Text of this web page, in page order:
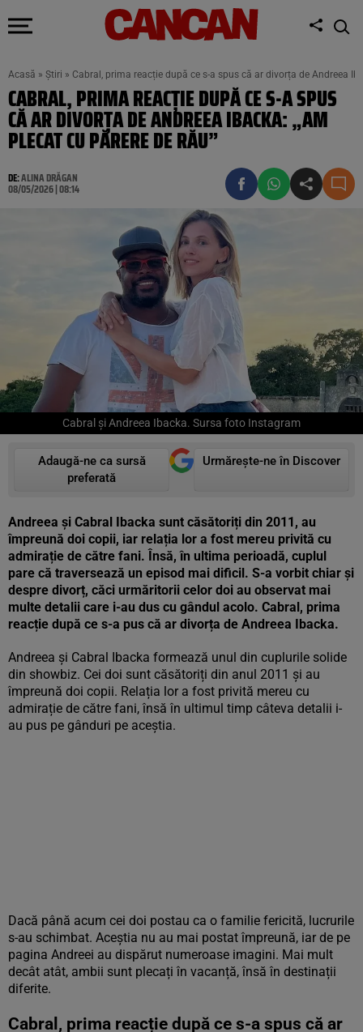
Acasă » Știri » Cabral, prima reacție după ce s-a spus că ar divorța de Andreea
CABRAL, PRIMA REACȚIE DUPĂ CE S-A SPUS
CĂ AR DIVORȚA DE ANDREEA IBACKA: „AM
PLECAT CU PĂRERE DE RĂU”
DE:ALINA DRĂGAN
08/05/2026 | 08:14
Cabral și Andreea Ibacka. Sursa foto Instagram
Adaugă-ne ca sursă
preferată
Urmărește-ne în Discover
Andreea și Cabral Ibacka sunt căsătoriți din 2011, au
împreună doi copii, iar relația lor a fost mereu privită cu
admirație de către fani. Însă, în ultima perioadă, cuplul
pare că traversează un episod mai dificil. S-a vorbit chiar și
despre divorț, căci urmăritorii celor doi au observat mai
multe detalii care i-au dus cu gândul acolo. Cabral, prima
reacție după ce s-a pus că ar divorța de Andreea Ibacka.
Andreea și Cabral Ibacka formează unul din cuplurile solide
din showbiz. Cei doi sunt căsătoriți din anul 2011 și au
împreună doi copii. Relația lor a fost privită mereu cu
admirație de către fani, însă în ultimul timp câteva detalii i-
au pus pe gânduri pe aceștia.
Dacă până acum cei doi postau ca o familie fericită, lucrurile
s-au schimbat. Aceștia nu au mai postat împreună, iar de pe
pagina Andreei au dispărut numeroase imagini. Mai mult
decât atât, ambii sunt plecați în vacanță, însă în destinații
diferite.
Cabral, prima reacție după ce s-a spus că ar